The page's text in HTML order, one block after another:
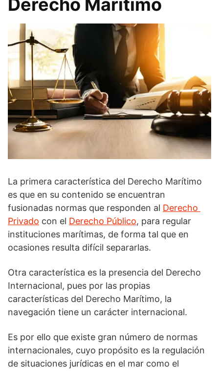
La primera característica del Derecho Marítimo
es que en su contenido se encuentran
fusionadas normas que responden al Derecho
Privado con el Derecho Público, para regular
instituciones marítimas, de forma tal que en
ocasiones resulta difícil separarlas.
Otra característica es la presencia del Derecho
Internacional, pues por las propias
características del Derecho Marítimo, la
navegación tiene un carácter internacional.
Es por ello que existe gran número de normas
internacionales, cuyo propósito es la regulación
de situaciones jurídicas en el mar como el